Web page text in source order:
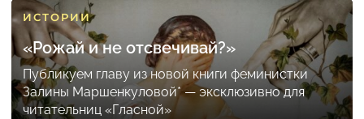
ИСТОРИИ
«Рожай и не отсвечивай?»
Публикуем главу из новой книги феминистки
Залины Маршенкуловой* — эксклюзивно для
читательниц «Гласной»